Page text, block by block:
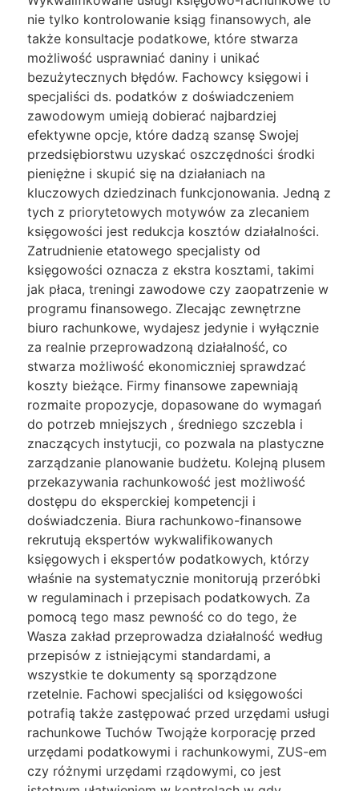
nie tylko kontrolowanie ksiąg finansowych, ale
także konsultacje podatkowe, które stwarza
możliwość usprawniać daniny i unikać
bezużytecznych błędów. Fachowcy księgowi i
specjaliści ds. podatków z doświadczeniem
zawodowym umieją dobierać najbardziej
efektywne opcje, które dadzą szansę Swojej
przedsiębiorstwu uzyskać oszczędności środki
pieniężne i skupić się na działaniach na
kluczowych dziedzinach funkcjonowania. Jedną z
tych z priorytetowych motywów za zlecaniem
księgowości jest redukcja kosztów działalności.
Zatrudnienie etatowego specjalisty od
księgowości oznacza z ekstra kosztami, takimi
jak płaca, treningi zawodowe czy zaopatrzenie w
programu finansowego. Zlecając zewnętrzne
biuro rachunkowe, wydajesz jedynie i wyłącznie
za realnie przeprowadzoną działalność, co
stwarza możliwość ekonomiczniej sprawdzać
koszty bieżące. Firmy finansowe zapewniają
rozmaite propozycje, dopasowane do wymagań
do potrzeb mniejszych , średniego szczebla i
znaczących instytucji, co pozwala na plastyczne
zarządzanie planowanie budżetu. Kolejną plusem
przekazywania rachunkowość jest możliwość
dostępu do eksperckiej kompetencji i
doświadczenia. Biura rachunkowo-finansowe
rekrutują ekspertów wykwalifikowanych
księgowych i ekspertów podatkowych, którzy
właśnie na systematycznie monitorują przeróbki
w regulaminach i przepisach podatkowych. Za
pomocą tego masz pewność co do tego, że
Wasza zakład przeprowadza działalność według
przepisów z istniejącymi standardami, a
wszystkie te dokumenty są sporządzone
rzetelnie. Fachowi specjaliści od księgowości
potrafią także zastępować przed urzędami usługi
rachunkowe Tuchów Twojąże korporację przed
urzędami podatkowymi i rachunkowymi, ZUS-em
czy różnymi urzędami rządowymi, co jest